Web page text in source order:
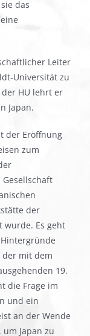
das
Leiter
Universität zu
HU lehrt er
Japan.
der Eröffnung
zum
der
wurde. Es geht
der mit dem
19.
die Frage im
und ein
an der Wende
Japan zu